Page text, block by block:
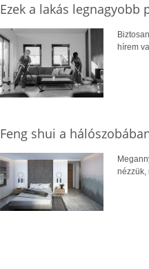
Ezek a lakás
hírem
Feng shui a
nézzük,